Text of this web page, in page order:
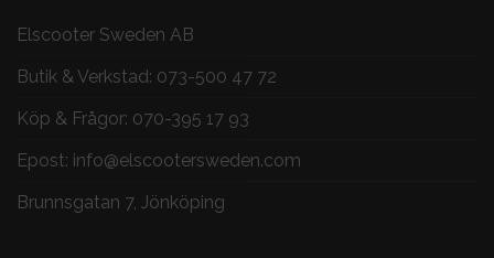
Elscooter Sweden AB
Butik & Verkstad: 073-500 47 72
Köp & Frågor: 070-395 17 93
Epost: info@elscootersweden.com
Brunnsgatan 7, Jönköping